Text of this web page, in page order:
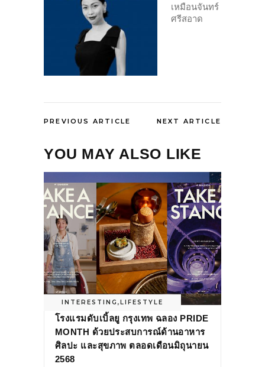
เหมือนจันทร์
ศรีสอาด
PREVIOUS ARTICLE NEXT ARTICLE
YOU MAY ALSO LIKE
INTERESTING , LIFESTYLE
โรงแรมดับเบิ้ลยู กรุงเทพ ฉลอง PRIDE
MONTH ด้วยประสบการณ์ด้านอาหาร
ศิลปะ และสุขภาพ ตลอดเดือนมิถุนายน
2568